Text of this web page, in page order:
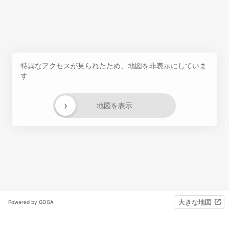
特異なアクセスが見られたため、地図を非表示にしていま
す
地図を表示
›
Powered by GOGA 大きな地図